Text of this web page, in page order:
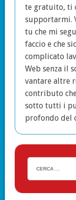
te gratuito, ti
supportarmi.
tu che mi
faccio e che
complicato
Web senza il
vantare altre
contributo
sotto tutti i
profondo del